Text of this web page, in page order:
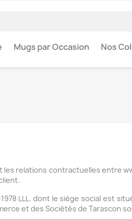
Mugs par Occasion Nos
relations contractuelles entre
LLL. dont le siège social est
et des Sociétés de Tarascon